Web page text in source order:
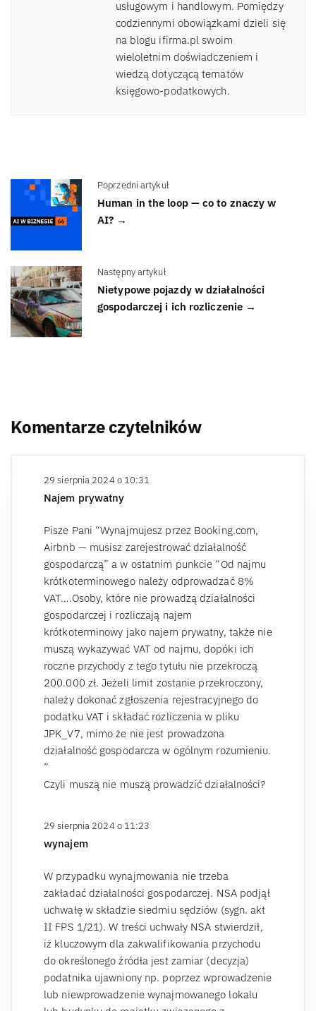
usługowym i handlowym. Pomiędzy
codziennymi obowiązkami dzieli się
na blogu ifirma.pl swoim
wieloletnim doświadczeniem i
wiedzą dotyczącą tematów
księgowo-podatkowych.
Poprzedni artykuł
Human in the loop — co to znaczy w
AI? →
Następny artykuł
Nietypowe pojazdy w działalności
gospodarczej i ich rozliczenie →
Komentarze czytelników
29 sierpnia 2024 o 10:31
Najem prywatny
Pisze Pani “Wynajmujesz przez Booking.com,
Airbnb — musisz zarejestrować działalność
gospodarczą” a w ostatnim punkcie “Od najmu
krótkoterminowego należy odprowadzać 8%
VAT….Osoby, które nie prowadzą działalności
gospodarczej i rozliczają najem
krótkoterminowy jako najem prywatny, także nie
muszą wykazywać VAT od najmu, dopóki ich
roczne przychody z tego tytułu nie przekroczą
200.000 zł. Jeżeli limit zostanie przekroczony,
należy dokonać zgłoszenia rejestracyjnego do
podatku VAT i składać rozliczenia w pliku
JPK_V7, mimo że nie jest prowadzona
działalność gospodarcza w ogólnym rozumieniu.
”
Czyli muszą nie muszą prowadzić działalności?
29 sierpnia 2024 o 11:23
wynajem
W przypadku wynajmowania nie trzeba
zakładać działalności gospodarczej. NSA podjął
uchwałę w składzie siedmiu sędziów (sygn. akt
II FPS 1/21). W treści uchwały NSA stwierdził,
iż kluczowym dla zakwalifikowania przychodu
do określonego źródła jest zamiar (decyzja)
podatnika ujawniony np. poprzez wprowadzenie
lub niewprowadzenie wynajmowanego lokalu